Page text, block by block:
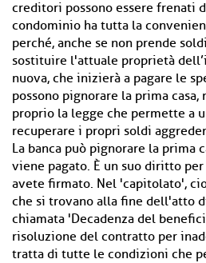
creditori possono essere frenati
condominio ha tutta la
perché, anche se non prende
sostituire l'attuale proprietà
nuova, che inizierà a pagare le
possono pignorare la prima casa,
proprio la legge che permette a
recuperare i propri soldi
La banca può pignorare la prima
viene pagato. È un suo diritto
avete ﬁrmato. Nel 'capitolato',
che si trovano alla ﬁne dell'atto
chiamata 'Decadenza del
risoluzione del contratto per
tratta di tutte le condizioni che